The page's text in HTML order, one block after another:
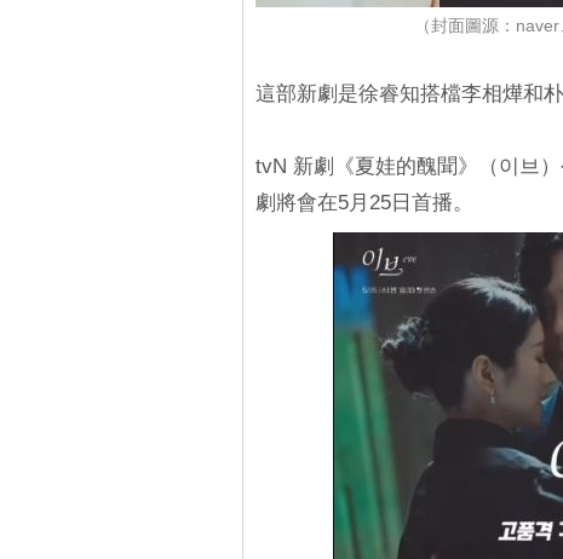
（封面圖源：
這部新劇是徐睿知搭檔李相燁和
tvN 新劇《夏娃的醜聞》（이브
劇將會在5月25日首播。